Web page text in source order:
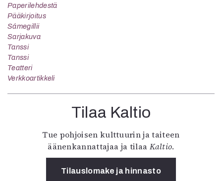
Paperilehdestä
Pääkirjoitus
Sámegillii
Sarjakuva
Tanssi
Tanssi
Teatteri
Verkkoartikkeli
Tilaa Kaltio
Tue pohjoisen kulttuurin ja taiteen
äänenkannattajaa ja tilaa Kaltio.
Tilauslomake ja hinnasto